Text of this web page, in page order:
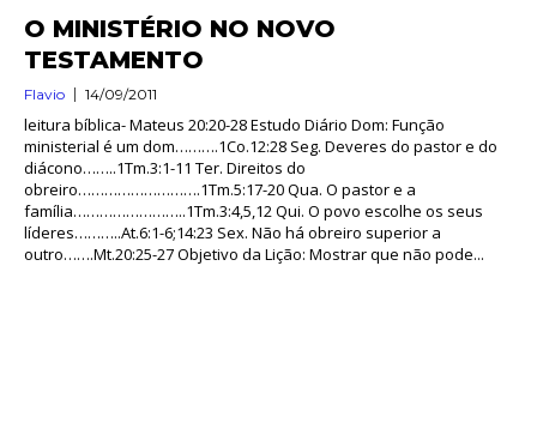
O MINISTÉRIO NO NOVO
TESTAMENTO
Flavio 14/09/2011
leitura bíblica- Mateus 20:20-28 Estudo Diário Dom: Função
ministerial é um dom……….1Co.12:28 Seg. Deveres do pastor e do
diácono……..1Tm.3:1-11 Ter. Direitos do
obreiro……………………….1Tm.5:17-20 Qua. O pastor e a
família……………………..1Tm.3:4,5,12 Qui. O povo escolhe os seus
líderes………..At.6:1-6;14:23 Sex. Não há obreiro superior a
outro…….Mt.20:25-27 Objetivo da Lição: Mostrar que não pode...